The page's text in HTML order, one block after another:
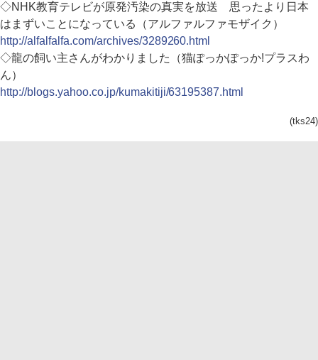
◇NHK教育テレビが原発汚染の真実を放送 思ったより日本
はまずいことになっている（アルファルファモザイク）
http://alfalfalfa.com/archives/3289260.html
◇龍の飼い主さんがわかりました（猫ぽっかぽっか!プラスわ
ん）
http://blogs.yahoo.co.jp/kumakitiji/63195387.html
(tks24)